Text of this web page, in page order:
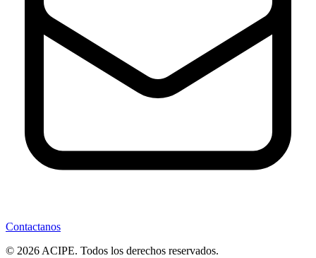
Contactanos
© 2026 ACIPE. Todos los derechos reservados.